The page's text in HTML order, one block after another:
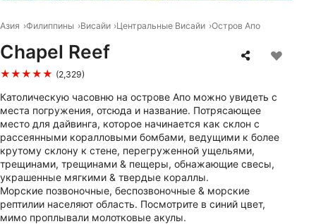
Азия Филиппины Висайи Центральные Висайи Остров Апо
Chapel Reef
★★★★★ (2,329)
Католическую часовню на острове Апо можно увидеть с
места погружения, отсюда и название. Потрясающее
место для дайвинга, которое начинается как склон с
рассеянными коралловыми бомбами, ведущими к более
крутому склону к стене, перегруженной ущельями,
трещинами, трещинами & пещеры, обнажающие свесы,
украшенные мягкими & твердые кораллы.
Морские позвоночные, беспозвоночные & морские
рептилии населяют область. Посмотрите в синий цвет,
мимо проплывали молотковые акулы.